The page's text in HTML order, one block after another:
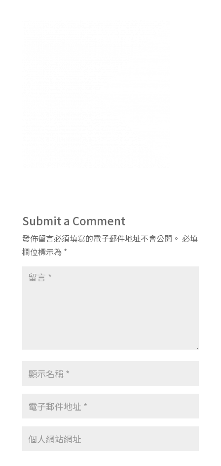
Submit a Comment
發佈留言必須填寫的電子郵件地址不會公開。 必填
欄位標示為 *